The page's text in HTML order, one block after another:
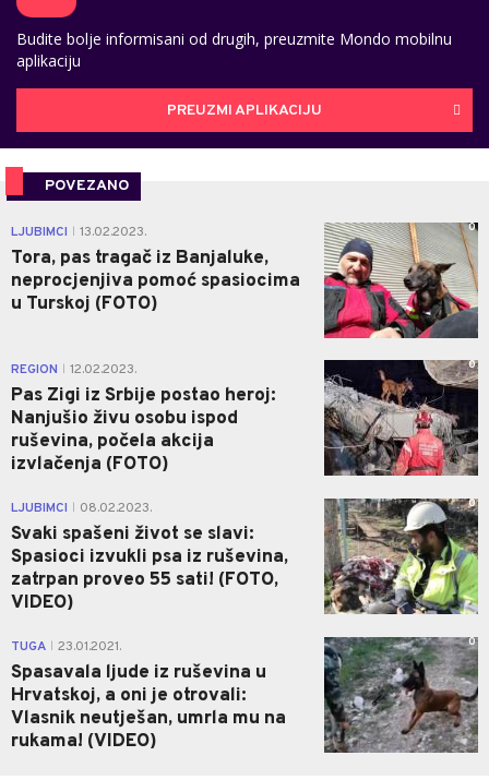
Budite bolje informisani od drugih, preuzmite Mondo mobilnu
aplikaciju
PREUZMI APLIKACIJU
POVEZANO
LJUBIMCI 13.02.2023.
Tora, pas tragač iz Banjaluke,
neprocjenjiva pomoć spasiocima
u Turskoj (FOTO)
0
REGION 12.02.2023.
Pas Zigi iz Srbije postao heroj:
Nanjušio živu osobu ispod
ruševina, počela akcija
izvlačenja (FOTO)
0
LJUBIMCI 08.02.2023.
Svaki spašeni život se slavi:
Spasioci izvukli psa iz ruševina,
zatrpan proveo 55 sati! (FOTO,
VIDEO)
0
TUGA 23.01.2021.
Spasavala ljude iz ruševina u
Hrvatskoj, a oni je otrovali:
Vlasnik neutješan, umrla mu na
rukama! (VIDEO)
0